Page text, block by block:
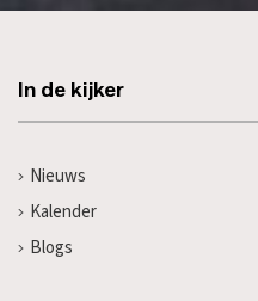
In de kijker
Nieuws
Kalender
Blogs